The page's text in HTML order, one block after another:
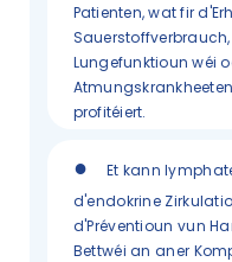
Patienten, wat fir
Lungefunktioun wéi
profitéiert.
●
Et kann
d'endokrine
d'Préventioun vun
Bettwéi an aner